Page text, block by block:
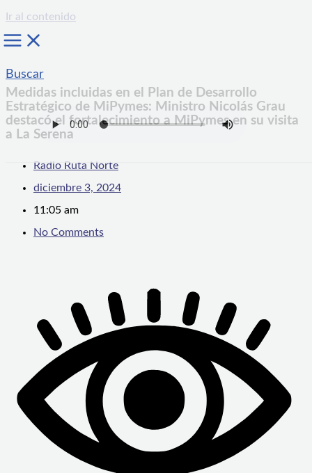
Ir al contenido
Buscar
Medidas incluidas en el Plan de Desarrollo
Estratégico de MiPymes: Ministro Nicolás Grau
destacó el fortalecimiento a MiPymes en su visita
a La Serena
Radio Ruta Norte
diciembre 3, 2024
11:05 am
No Comments